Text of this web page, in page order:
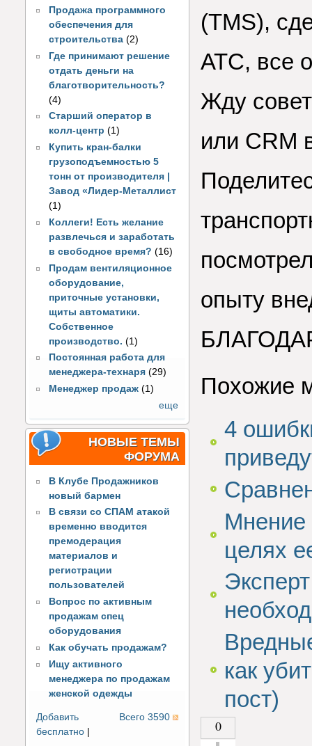
Продажа программного
обеспечения для
строительства (2)
Где принимают решение
отдать деньги на
благотворительность?
(4)
Старший оператор в
колл-центр (1)
Купить кран-балки
грузоподъемностью 5
тонн от производителя |
Завод «Лидер-Металлист
(1)
Коллеги! Есть желание
развлечься и заработать
в свободное время? (16)
Продам вентиляционное
оборудование,
приточные установки,
щиты автоматики.
Собственное
производство. (1)
Постоянная работа для
менеджера-технаря (29)
Менеджер продаж (1)
еще
НОВЫЕ ТЕМЫ
ФОРУМА
В Клубе Продажников
новый бармен
В связи со СПАМ атакой
временно вводится
премодерация
материалов и
регистрации
пользователей
Вопрос по активным
продажам спец
оборудования
Как обучать продажам?
Ищу активного
менеджера по продажам
женской одежды
Всего 3590
Добавить
бесплатно |
(TMS),
АТС, все
Жду
или CRM
опыту
Похожие
4
Мнение
целях
как
пост)
0